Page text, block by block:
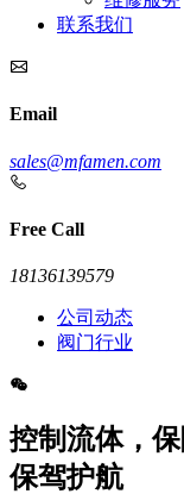
联系我们
Email
sales@mfamen.com
Free Call
18136139579
公司动态
阀门行业
控制流体，
保驾护航